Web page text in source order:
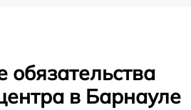
обязательства
в Барнауле